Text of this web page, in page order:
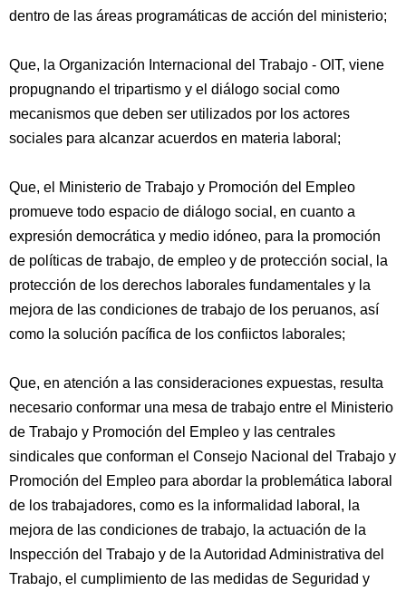
dentro de las áreas programáticas de acción del ministerio;
Que, la Organización Internacional del Trabajo - OIT, viene
propugnando el tripartismo y el diálogo social como
mecanismos que deben ser utilizados por los actores
sociales para alcanzar acuerdos en materia laboral;
Que, el Ministerio de Trabajo y Promoción del Empleo
promueve todo espacio de diálogo social, en cuanto a
expresión democrática y medio idóneo, para la promoción
de políticas de trabajo, de empleo y de protección social, la
protección de los derechos laborales fundamentales y la
mejora de las condiciones de trabajo de los peruanos, así
como la solución pacífica de los confiictos laborales;
Que, en atención a las consideraciones expuestas, resulta
necesario conformar una mesa de trabajo entre el Ministerio
de Trabajo y Promoción del Empleo y las centrales
sindicales que conforman el Consejo Nacional del Trabajo y
Promoción del Empleo para abordar la problemática laboral
de los trabajadores, como es la informalidad laboral, la
mejora de las condiciones de trabajo, la actuación de la
Inspección del Trabajo y de la Autoridad Administrativa del
Trabajo, el cumplimiento de las medidas de Seguridad y